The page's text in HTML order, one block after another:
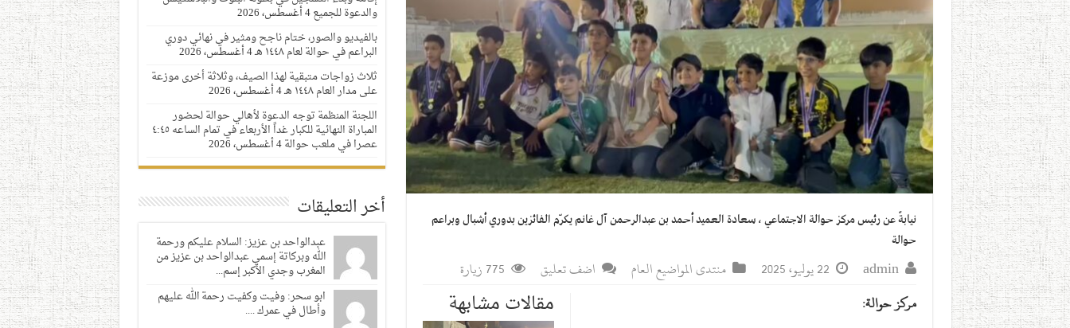
نيابةً عن رئيس مركز حوالة الاجتماعي ، سعادة العميد أحمد بن عبدالرحمن آل غانم يكرّم الفائزين بدوري أشبال وبراعم
حوالة
admin 22 يوليو، 2025 منتدى المواضيع العام اضف تعليق 775 زيارة
مقالات مشابهة
مركز حوالة:
والدعوة للجميع4 أغسطس، 2026
بالفيديو والصور، ختام ناجح ومثير في نهائي دوري
البراعم في حوالة لعام ١٤٤٨ هـ
4 أغسطس، 2026
ثلاث زواجات متبقية لهذا الصيف، وثلاثة أخرى موزعة
على مدار العام ١٤٤٨ هـ
4 أغسطس، 2026
اللجنة المنظمة توجه الدعوة لأهالي حوالة لحضور
المباراة النهائية للكبار غداً الأربعاء في تمام الساعه ٤:٤٥
عصرا في ملعب حوالة4 أغسطس، 2026
أخر التعليقات
عبدالواحد بن عزيز: السلام عليكم ورحمة
الله وبركاتة إسمي عبدالواحد بن عزيز من
المغرب وجدي الأكبر إسم...
ابو سحر: وفيت وكفيت رحمة الله عليهم
وأطال في عمرك ....